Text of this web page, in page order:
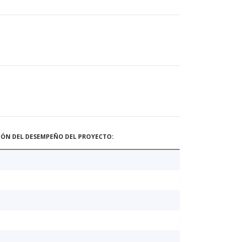
DEL DESEMPEÑO DEL PROYECTO: